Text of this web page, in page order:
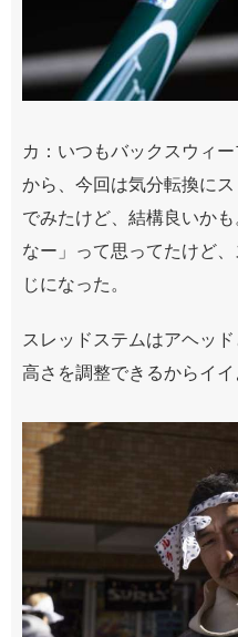
カ：いつもバックスウィ
から、今回は気分転換に
でみたけど、結構良いか
なー」って思ってたけど
じになった。
スレッドステムはアヘッ
高さを調整できるからイイ